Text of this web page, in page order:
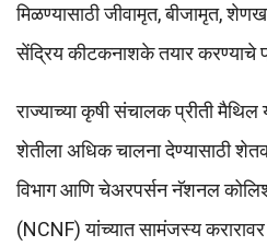
मिळण्यासाठी जीवामृत, बीजामृत,
सेंद्रिय कीटकनाशके तयार करण्याचे
राज्याच्या कृषी संचालक प्रीती मैथिल
शेतीला अधिक चालना देण्यासाठी
विभाग आणि चेअरपर्सन नॅशनल
(NCNF) यांच्यात सामंजस्य करारावर